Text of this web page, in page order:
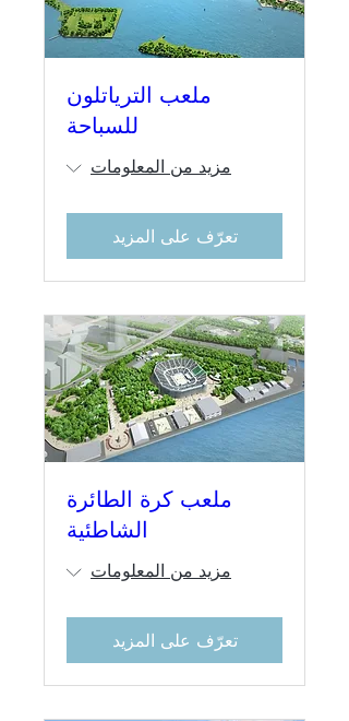
ملعب الترياتلون
للسباحة
مزيد من المعلومات
تعرّف على المزيد
ملعب كرة الطائرة
الشاطئية
مزيد من المعلومات
تعرّف على المزيد